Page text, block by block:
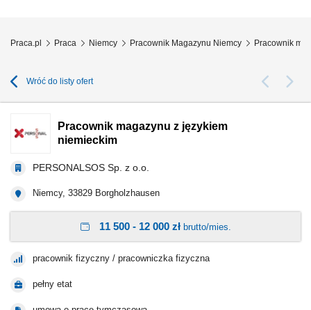
Praca.pl Praca Niemcy Pracownik Magazynu Niemcy Pracownik
Wróć do listy ofert
Pracownik magazynu z językiem
niemieckim
PERSONALSOS Sp. z o.o.
Niemcy, 33829 Borgholzhausen
11 500 - 12 000 złbrutto/mies.
pracownik fizyczny / pracowniczka fizyczna
pełny etat